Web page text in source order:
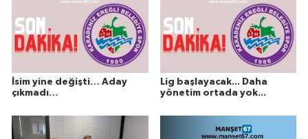
İsim yine değişti… Aday
çıkmadı…
Lig başlayacak... Daha
yönetim ortada yok...